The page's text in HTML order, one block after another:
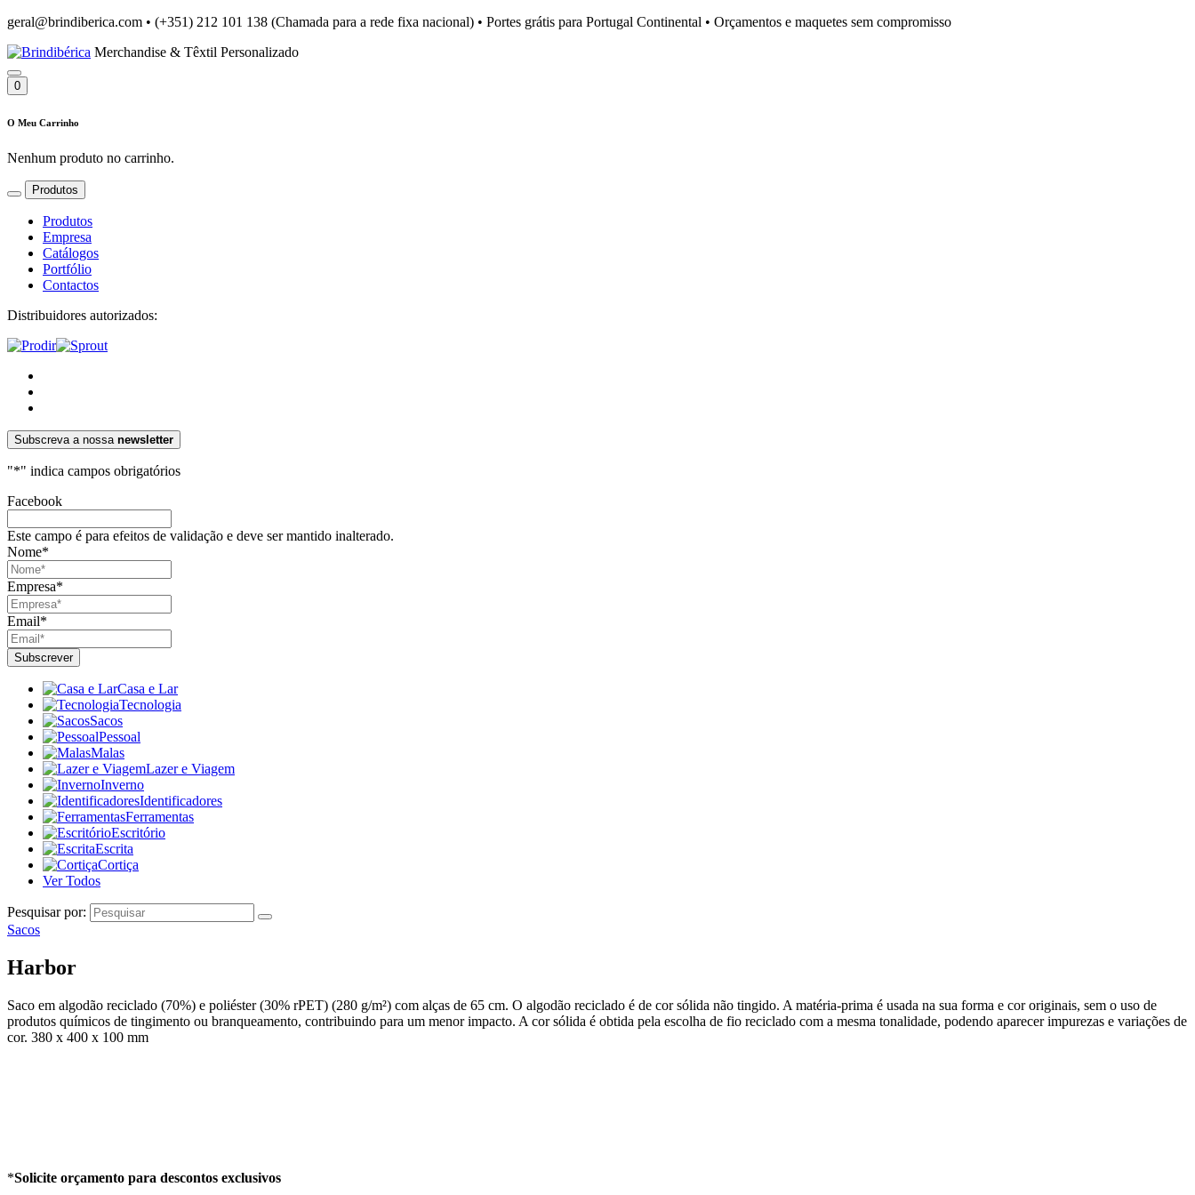
geral@brindiberica.com • (+351) 212 101 138 (Chamada para a rede fixa nacional) • Portes grátis para Portugal Continental • Orçamentos e maquetes sem compromisso
Merchandise & Têxtil Personalizado
0
O Meu Carrinho
Nenhum produto no carrinho.
Produtos
Produtos
Empresa
Catálogos
Portfólio
Contactos
Distribuidores autorizados:
Subscreva a nossa newsletter
"*" indica campos obrigatórios
Facebook
Este campo é para efeitos de validação e deve ser mantido inalterado.
Nome*
Empresa*
Email*
Casa e Lar
Tecnologia
Sacos
Pessoal
Malas
Lazer e Viagem
Inverno
Identificadores
Ferramentas
Escritório
Escrita
Cortiça
Ver Todos
Pesquisar por:
Sacos
Harbor
Saco em algodão reciclado (70%) e poliéster (30% rPET) (280 g/m²) com alças de 65 cm. O algodão reciclado é de cor sólida não tingido. A matéria-prima é usada na sua forma e cor originais, sem o uso de
produtos químicos de tingimento ou branqueamento, contribuindo para um menor impacto. A cor sólida é obtida pela escolha de fio reciclado com a mesma tonalidade, podendo aparecer impurezas e variações de
cor. 380 x 400 x 100 mm
*Solicite orçamento para descontos exclusivos